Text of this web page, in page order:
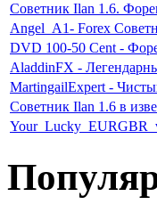
Советник Ilan 1.6.
Angel_A1- Forex
DVD 100-50 Cent -
AladdinFX -
MartingailExpert -
Советник Ilan 1.6 в